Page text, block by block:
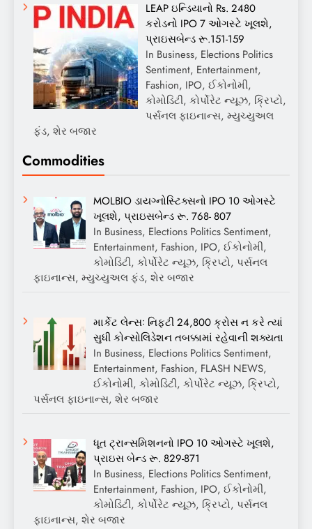
LEAP ઇન્ડિયાનો Rs. 2480
કરોડનો IPO 7 ઓગસ્ટે ખૂલશે,
પ્રાઇસબેન્ડ રૂ.151-159
In Business, Elections Politics
Sentiment, Entertainment,
Fashion, IPO, ઈકોનોમી,
કોમોડિટી, કોર્પોરેટ ન્યૂઝ, ક્રિપ્ટો,
પર્સનલ ફાઇનાન્સ, મ્યુચ્યુઅલ
ફંડ, શેર બજાર
Commodities
MOLBIO ડાયગ્નોસ્ટિક્સનો IPO 10 ઓગસ્ટે
ખૂલશે, પ્રાઇસબેન્ડ રૂ. 768- 807
In Business, Elections Politics Sentiment,
Entertainment, Fashion, IPO, ઈકોનોમી,
કોમોડિટી, કોર્પોરેટ ન્યૂઝ, ક્રિપ્ટો, પર્સનલ
ફાઇનાન્સ, મ્યુચ્યુઅલ ફંડ, શેર બજાર
માર્કેટ લેન્સઃ નિફ્ટી 24,800 ક્રોસ ન કરે ત્યાં
સુધી કોન્સોલિડેશન તબક્કામાં રહેવાની શક્યતા
In Business, Elections Politics Sentiment,
Entertainment, Fashion, FLASH NEWS,
ઈકોનોમી, કોમોડિટી, કોર્પોરેટ ન્યૂઝ, ક્રિપ્ટો,
પર્સનલ ફાઇનાન્સ, શેર બજાર
ધૂત ટ્રાન્સમિશનનો IPO 10 ઓગસ્ટે ખૂલશે,
પ્રાઇસ બેન્ડ રૂ. 829-871
In Business, Elections Politics Sentiment,
Entertainment, Fashion, IPO, ઈકોનોમી,
કોમોડિટી, કોર્પોરેટ ન્યૂઝ, ક્રિપ્ટો, પર્સનલ
ફાઇનાન્સ, શેર બજાર